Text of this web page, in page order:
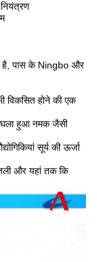
नियंत्रण
है, पास के Ningbo और
विकसित होने की एक
हुआ नमक जैसी
सूर्य की ऊर्जा
और यहां तक ​​कि